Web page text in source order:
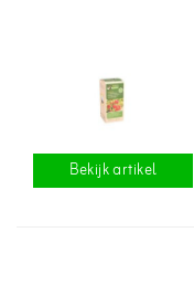
Bekijk artikel